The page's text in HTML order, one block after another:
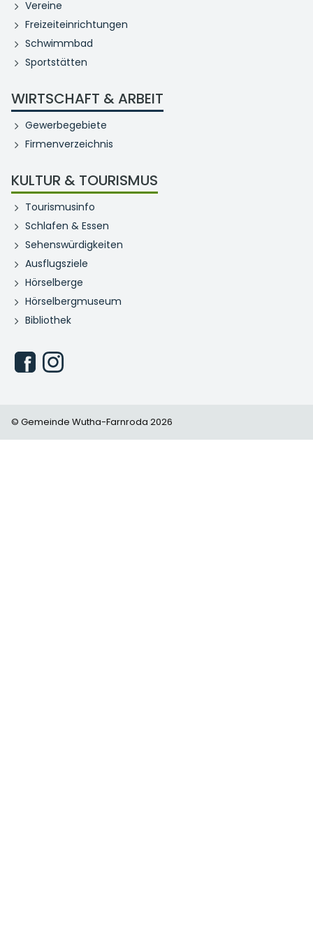
Vereine
Freizeiteinrichtungen
Schwimmbad
Sportstätten
WIRTSCHAFT & ARBEIT
Gewerbegebiete
Firmenverzeichnis
KULTUR & TOURISMUS
Tourismusinfo
Schlafen & Essen
Sehenswürdigkeiten
Ausflugsziele
Hörselberge
Hörselbergmuseum
Bibliothek
© Gemeinde Wutha-Farnroda 2026